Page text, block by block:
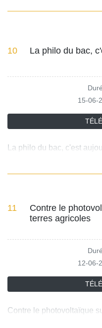
10 La philo du bac,
15-06-
La philo du bac, c'est
11
Contre le
terres agricoles
12-06-
Contre le photovoltaïque